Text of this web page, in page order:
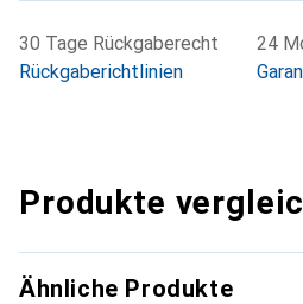
30 Tage Rückgaberecht
Rückgaberichtlinien
24
Produkte
Ähnliche Produkte